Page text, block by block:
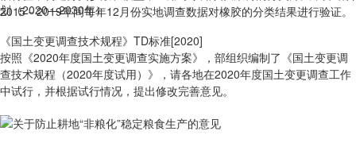
2015－2019年间每年12月份实地调查数据对橡胶的分类结果进行验证。
《国土变更调查技术规程》TD标准[2020]
按照《2020年度国土变更调查实施方案》，部组织编制了《国土变更调
查技术规程（2020年度试用）》，请各地在2020年度国土变更调查工作
中试行，并根据试行情况，提出修改完善意见。